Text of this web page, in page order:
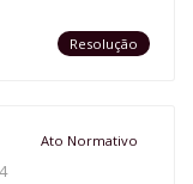
Resolução
Ato Normativo
4